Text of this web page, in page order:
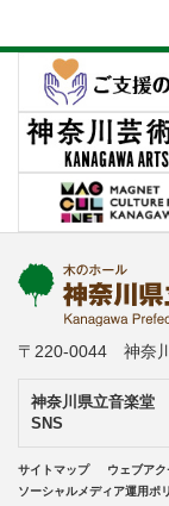
〒220-0044 神奈
神奈川県立音楽堂
SNS
サイトマップ ウェブア
ソーシャルメディア運用ポ